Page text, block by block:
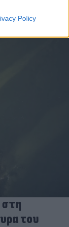
Policy
στη
του